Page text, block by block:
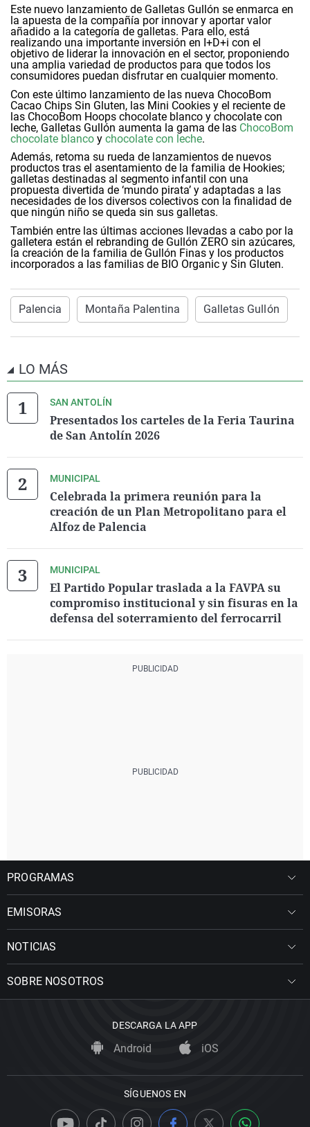
Este nuevo lanzamiento de Galletas Gullón se enmarca en
la apuesta de la compañía por innovar y aportar valor
añadido a la categoría de galletas. Para ello, está
realizando una importante inversión en I+D+i con el
objetivo de liderar la innovación en el sector, proponiendo
una amplia variedad de productos para que todos los
consumidores puedan disfrutar en cualquier momento.
Con este último lanzamiento de las nueva ChocoBom
Cacao Chips Sin Gluten, las Mini Cookies y el reciente de
las ChocoBom Hoops chocolate blanco y chocolate con
leche, Galletas Gullón aumenta la gama de las ChocoBom
chocolate blanco y chocolate con leche.
Además, retoma su rueda de lanzamientos de nuevos
productos tras el asentamiento de la familia de Hookies;
galletas destinadas al segmento infantil con una
propuesta divertida de ‘mundo pirata’ y adaptadas a las
necesidades de los diversos colectivos con la finalidad de
que ningún niño se queda sin sus galletas.
También entre las últimas acciones llevadas a cabo por la
galletera están el rebranding de Gullón ZERO sin azúcares,
la creación de la familia de Gullón Finas y los productos
incorporados a las familias de BIO Organic y Sin Gluten.
Palencia Montaña Palentina Galletas Gullón
LO MÁS
SAN ANTOLÍN
Presentados los carteles de la Feria Taurina
de San Antolín 2026
MUNICIPAL
Celebrada la primera reunión para la
creación de un Plan Metropolitano para el
Alfoz de Palencia
MUNICIPAL
El Partido Popular traslada a la FAVPA su
compromiso institucional y sin fisuras en la
defensa del soterramiento del ferrocarril
PROGRAMAS
EMISORAS
NOTICIAS
SOBRE NOSOTROS
DESCARGA LA APP
Android iOS
SÍGUENOS EN